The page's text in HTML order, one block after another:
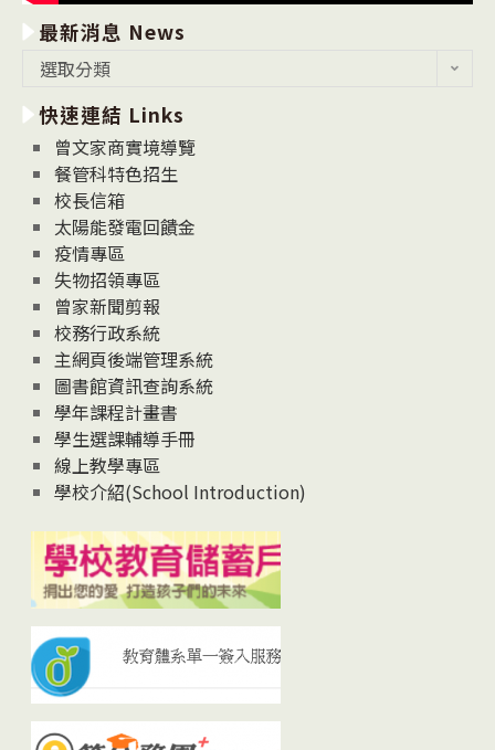
最新消息 News
消
息
News
選取分類
快速連結 Links
曾文家商實境導覽
餐管科特色招生
校長信箱
太陽能發電回饋金
疫情專區
失物招領專區
曾家新聞剪報
校務行政系統
主網頁後端管理系統
圖書館資訊查詢系統
學年課程計畫書
學生選課輔導手冊
線上教學專區
學校介紹(School Introduction)